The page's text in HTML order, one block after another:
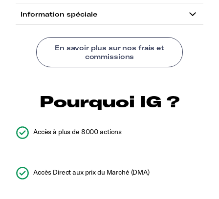
Pourquoi IG ?
Accès à plus de 8000 actions
Accès Direct aux prix du Marché (DMA)